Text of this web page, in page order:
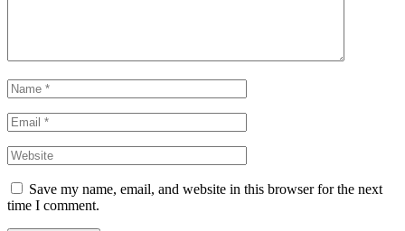
Save my name, email, and website in this browser for the next
time I comment.